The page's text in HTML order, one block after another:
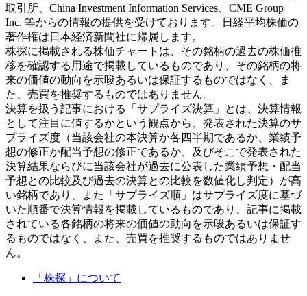
取引所、China Investment Information Services、CME Group
Inc. 等からの情報の提供を受けております。日経平均株価の
著作権は日本経済新聞社に帰属します。
株探に掲載される株価チャートは、その銘柄の過去の株価推
移を確認する用途で掲載しているものであり、その銘柄の将
来の価値の動向を示唆あるいは保証するものではなく、ま
た、売買を推奨するものではありません。
決算を扱う記事における「サプライズ決算」とは、決算情報
として注目に値するかという観点から、発表された決算のサ
プライズ度（当該会社の本決算か各四半期であるか、業績予
想の修正か配当予想の修正であるか、及びそこで発表された
決算結果ならびに当該会社が過去に公表した業績予想・配当
予想との比較及び過去の決算との比較を数値化し判定）が高
い銘柄であり、また「サプライズ順」はサプライズ度に基づ
いた順番で決算情報を掲載しているものであり、記事に掲載
されている各銘柄の将来の価値の動向を示唆あるいは保証す
るものではなく、また、売買を推奨するものではありませ
ん。
「株探」について
|